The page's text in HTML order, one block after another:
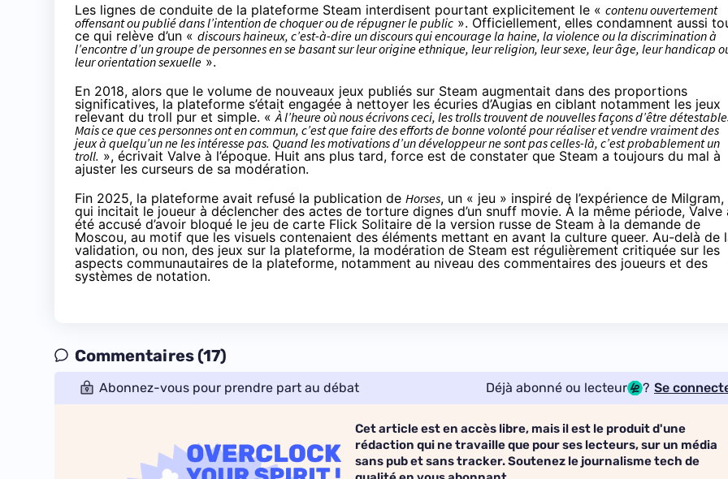
Les lignes de conduite de la plateforme Steam interdisent pourtant explicitement le « contenu ouvertement
offensant ou publié dans l’intention de choquer ou de répugner le public ». Officiellement, elles condamnent aussi
ce qui relève d’un « discours haineux, c’est-à-dire un discours qui encourage la haine, la violence ou la discrimination à
l’encontre d’un groupe de personnes en se basant sur leur origine ethnique, leur religion, leur sexe, leur âge, leur handicap
leur orientation sexuelle ».
En 2018, alors que le volume de nouveaux jeux publiés sur Steam augmentait dans des proportions
significatives, la plateforme s’était engagée à nettoyer les écuries d’Augias en ciblant notamment les jeux
relevant du troll pur et simple. « À l’heure où nous écrivons ceci, les trolls trouvent de nouvelles façons d’être
Mais ce que ces personnes ont en commun, c’est que faire des efforts de bonne volonté pour réaliser et vendre vraiment des
jeux à quelqu’un ne les intéresse pas. Quand les motivations d’un développeur ne sont pas celles-là, c’est probablement un
troll. », écrivait Valve à l’époque. Huit ans plus tard, force est de constater que Steam a toujours du mal à
ajuster les curseurs de sa modération.
Fin 2025, la plateforme avait refusé la publication de Horses, un « jeu » inspiré de l’expérience de Milgram,
qui incitait le joueur à déclencher des actes de torture dignes d’un snuff movie. À la même période, Valve
été accusé d’avoir bloqué le jeu de carte Flick Solitaire de la version russe de Steam à la demande de
Moscou, au motif que les visuels contenaient des éléments mettant en avant la culture queer. Au-delà de
validation, ou non, des jeux sur la plateforme, la modération de Steam est régulièrement critiquée sur les
aspects communautaires de la plateforme, notamment au niveau des commentaires des joueurs et des
systèmes de notation.
Commentaires (17)
Abonnez-vous pour prendre part au débat Déjà abonné ou lecteur ? Se
Cet article est en accès libre, mais il est le produit d'une
rédaction qui ne travaille que pour ses lecteurs, sur un média
sans pub et sans tracker. Soutenez le journalisme tech de